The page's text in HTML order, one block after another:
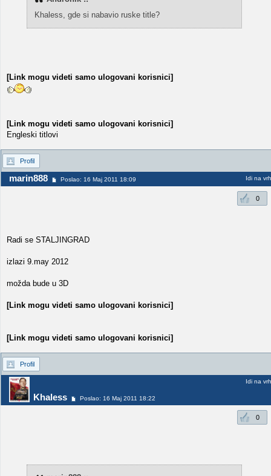
Khaless, gde si nabavio ruske title?
[Link mogu videti samo ulogovani korisnici]
[Link mogu videti samo ulogovani korisnici]
Engleski titlovi
Profil
marin888 Poslao: 16 Maj 2011 18:09 Idi na vrh
0
Radi se STALJINGRAD
izlazi 9.may 2012
možda bude u 3D
[Link mogu videti samo ulogovani korisnici]
[Link mogu videti samo ulogovani korisnici]
Profil
Khaless Poslao: 16 Maj 2011 18:22
Idi na vrh
0